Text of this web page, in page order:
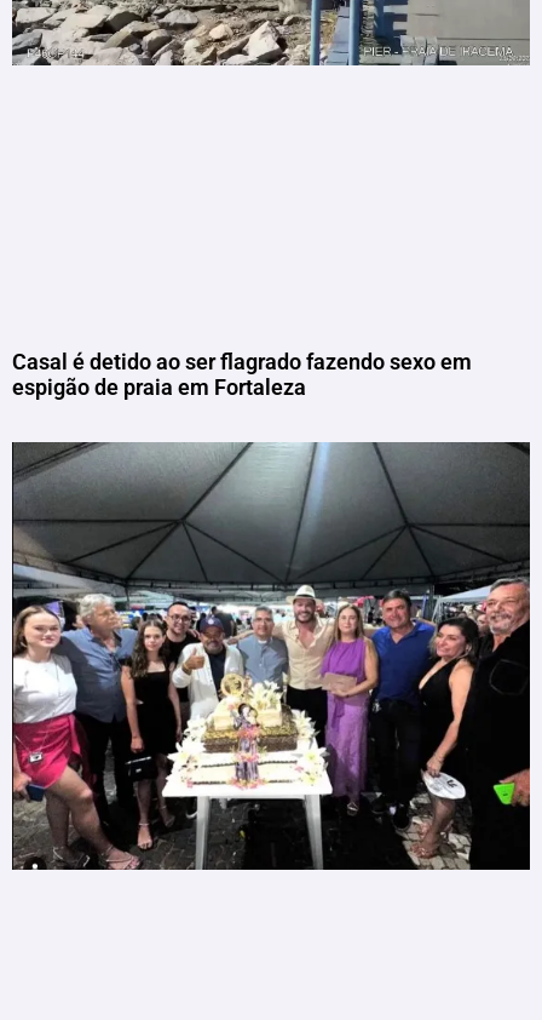
Casal é detido ao ser flagrado fazendo sexo em
espigão de praia em Fortaleza